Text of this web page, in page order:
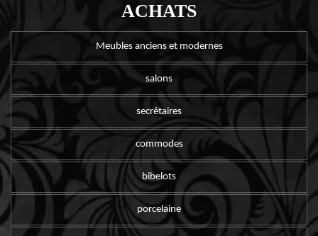
ACHATS
Meubles anciens et modernes
salons
secrétaires
commodes
bibelots
porcelaine